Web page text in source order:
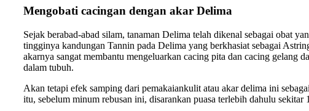
Mengobati cacingan dengan akar Delima
Sejak berabad-abad silam, tanaman Delima telah dikenal sebagai obat
tingginya kandungan Tannin pada Delima yang berkhasiat sebagai
akarnya sangat membantu mengeluarkan cacing pita dan cacing gelang
dalam tubuh.
Akan tetapi efek samping dari pemakaiankulit atau akar delima ini
itu, sebelum minum rebusan ini, disarankan puasa terlebih dahulu sekitar